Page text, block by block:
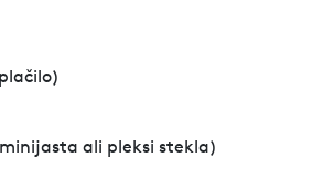
ali pleksi stekla)